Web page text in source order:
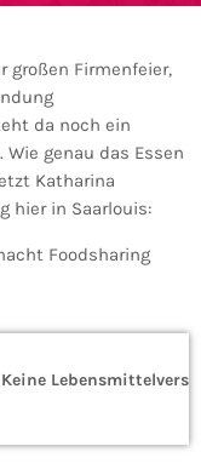
großen Firmenfeier,
da noch ein
genau das Essen
Katharina
hier in Saarlouis:
Foodsharing